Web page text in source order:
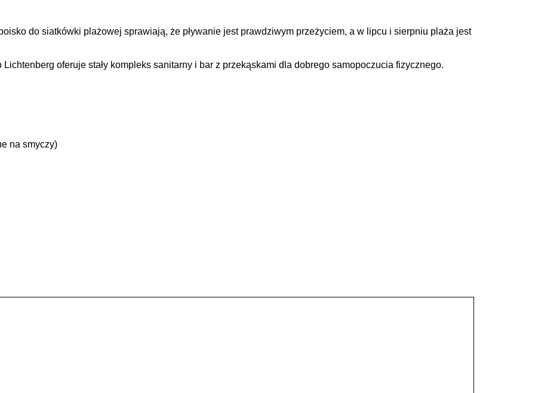
do siatkówki plażowej sprawiają, że pływanie jest prawdziwym przeżyciem, a w lipcu i sierpniu plaża jest
oferuje stały kompleks sanitarny i bar z przekąskami dla dobrego samopoczucia fizycznego.
na smyczy)